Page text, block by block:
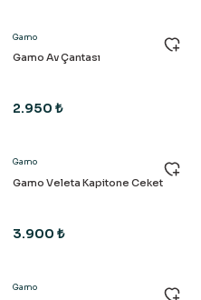
Gamo
Gamo Av Çantası
2.950 ₺
Gamo
Gamo Veleta Kapitone Ceket
3.900 ₺
Gamo